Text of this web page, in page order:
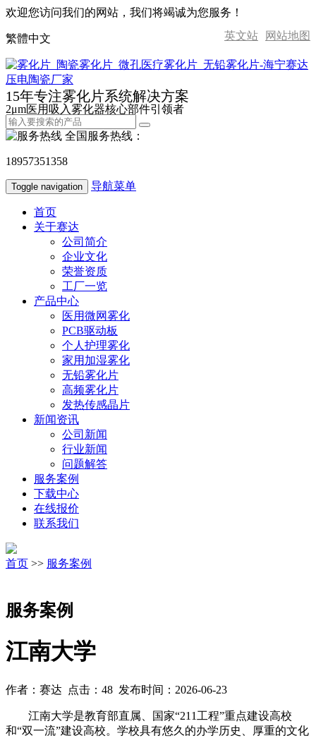
欢迎您访问我们的网站，我们将竭诚为您服务！
网站地图
英文站
繁體中文
15年专注雾化片系统解决方案
2μm医用吸入雾化器核心部件引领者
全国服务热线：
18957351358
Toggle navigation 导航菜单
首页
关于赛达
公司简介
企业文化
荣誉资质
工厂一览
产品中心
医用微网雾化
PCB驱动板
个人护理雾化
家用加湿雾化
无铅雾化片
高频雾化片
发热传感晶片
新闻资讯
公司新闻
行业新闻
问题解答
服务案例
下载中心
在线报价
联系我们
首页 >> 服务案例
服务案例
江南大学
作者：赛达 点击：48 发布时间：2026-06-23
江南大学是教育部直属、国家“211工程”重点建设高校
和“双一流”建设高校。学校具有悠久的办学历史、厚重的文化